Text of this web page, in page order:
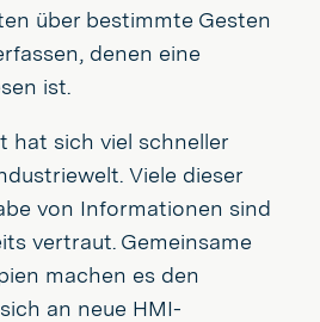
über bestimmte Gesten
denen eine
ist.
hat sich viel schneller
Viele dieser
von Informationen sind
vertraut. Gemeinsame
machen es den
an neue HMI-